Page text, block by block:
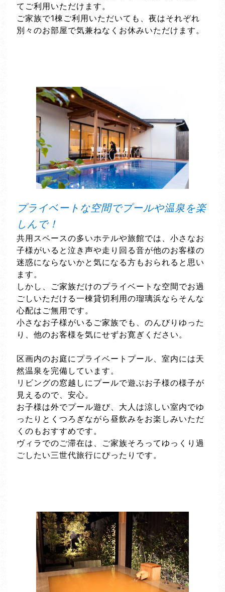
てご利用いただけます。
ご家族で1棟ご利用いただいても、夜はそれぞれ
別々のお部屋で気兼ねなくお休みいただけます。
プライベートな空間でプールや温泉を楽
しんで！
共用スペースの多いホテルや旅館では、小さなお
子様がいると泣き声や走り回る音が他のお客様の
迷惑にならないかと気になる方もおられると思い
ます。
しかし、ご家族だけのプライベートな空間でお過
ごしいただける一棟貸切利用の瑠璃浜ならそんな
心配はご無用です。
小さなお子様がいるご家族でも、のんびりゆった
り、他のお客様を気にせずお寛ぎください。
区画内のお庭にプライベートプール、室内には天
然温泉を完備しています。
リビングの窓越しにプールで遊ぶお子様の様子が
見えるので、安心。
お子様は外でプール遊び、大人は涼しい室内でゆ
ったりとくつろぎながら昼飲みをお楽しみいただ
くのもおすすめです。
ヴィラでのご滞在は、ご家族そろってゆっくり過
ごしたい三世代旅行にぴったりです。